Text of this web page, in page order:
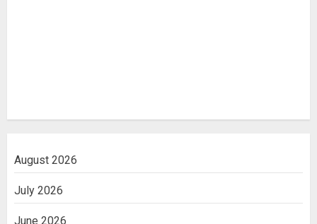
August 2026
July 2026
June 2026